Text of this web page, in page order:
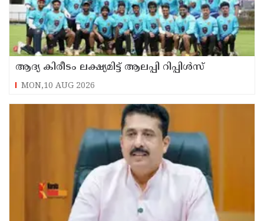
ആദ്യ കിരീടം ലക്ഷ്യമിട്ട് ആലപ്പി റിപ്പിൾസ്
MON,10 AUG 2026